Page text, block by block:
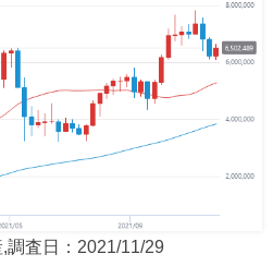
調査日：2021/11/29